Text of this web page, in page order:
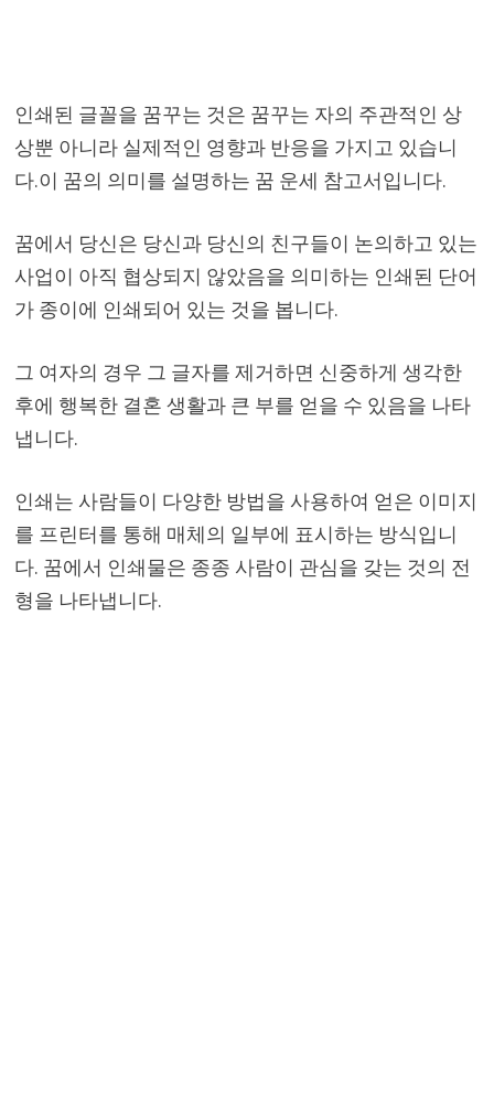
인쇄된 글꼴을 꿈꾸는 것은 꿈꾸는 자의 주관적인 상
상뿐 아니라 실제적인 영향과 반응을 가지고 있습니
다.이 꿈의 의미를 설명하는 꿈 운세 참고서입니다.
꿈에서 당신은 당신과 당신의 친구들이 논의하고 있는
사업이 아직 협상되지 않았음을 의미하는 인쇄된 단어
가 종이에 인쇄되어 있는 것을 봅니다.
그 여자의 경우 그 글자를 제거하면 신중하게 생각한
후에 행복한 결혼 생활과 큰 부를 얻을 수 있음을 나타
냅니다.
인쇄는 사람들이 다양한 방법을 사용하여 얻은 이미지
를 프린터를 통해 매체의 일부에 표시하는 방식입니
다. 꿈에서 인쇄물은 종종 사람이 관심을 갖는 것의 전
형을 나타냅니다.